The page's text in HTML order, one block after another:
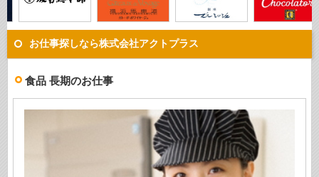
お仕事探しなら株式会社アクトプラス
食品 長期のお仕事